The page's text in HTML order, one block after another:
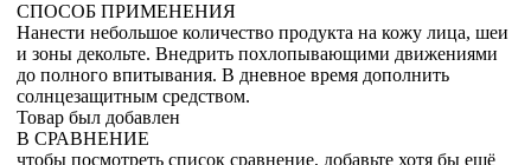
СПОСОБ ПРИМЕНЕНИЯ
Нанести небольшое количество продукта на кожу лица, шеи
и зоны декольте. Внедрить похлопывающими движениями
до полного впитывания. В дневное время дополнить
солнцезащитным средством.
Товар был добавлен
В СРАВНЕНИЕ
чтобы посмотреть список сравнение, добавьте хотя бы ещё